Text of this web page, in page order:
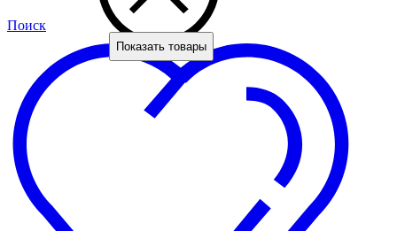
Поиск
Показать товары